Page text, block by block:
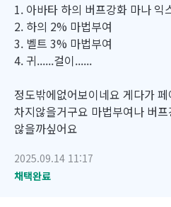
1. 아바타 하의 버프강화 마나 익
2. 하의 2% 마법부여
3. 벨트 3% 마법부여
4. 귀......걸이......
정도밖에없어보이네요 게다가
차지않을거구요 마법부여나 버
않을까싶어요
2025.09.14 11:17
채택완료